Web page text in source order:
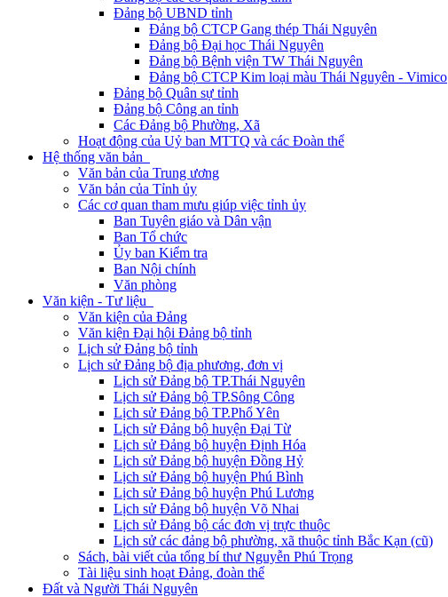
Đảng bộ UBND tỉnh
Đảng bộ CTCP Gang thép Thái Nguyên
Đảng bộ Đại học Thái Nguyên
Đảng bộ Bệnh viện TW Thái Nguyên
Đảng bộ CTCP Kim loại màu Thái Nguyên - Vimico
Đảng bộ Quân sự tỉnh
Đảng bộ Công an tỉnh
Các Đảng bộ Phường, Xã
Hoạt động của Uỷ ban MTTQ và các Đoàn thể
Hệ thống văn bản
Văn bản của Trung ương
Văn bản của Tỉnh ủy
Các cơ quan tham mưu giúp việc tỉnh ủy
Ban Tuyên giáo và Dân vận
Ban Tổ chức
Ủy ban Kiểm tra
Ban Nội chính
Văn phòng
Văn kiện - Tư liệu
Văn kiện của Đảng
Văn kiện Đại hội Đảng bộ tỉnh
Lịch sử Đảng bộ tỉnh
Lịch sử Đảng bộ địa phương, đơn vị
Lịch sử Đảng bộ TP.Thái Nguyên
Lịch sử Đảng bộ TP.Sông Công
Lịch sử Đảng bộ TP.Phổ Yên
Lịch sử Đảng bộ huyện Đại Từ
Lịch sử Đảng bộ huyện Định Hóa
Lịch sử Đảng bộ huyện Đồng Hỷ
Lịch sử Đảng bộ huyện Phú Bình
Lịch sử Đảng bộ huyện Phú Lương
Lịch sử Đảng bộ huyện Võ Nhai
Lịch sử Đảng bộ các đơn vị trực thuộc
Lịch sử các đảng bộ phường, xã thuộc tỉnh Bắc Kạn (cũ)
Sách, bài viết của tổng bí thư Nguyễn Phú Trọng
Tài liệu sinh hoạt Đảng, đoàn thể
Đất và Người Thái Nguyên